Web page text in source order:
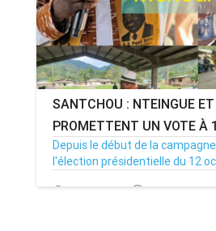
SANTCHOU : NTEINGUE
PROMETTENT UN VOTE À
Depuis le début de la
l'élection présidentielle du 12
04/10/25 Par